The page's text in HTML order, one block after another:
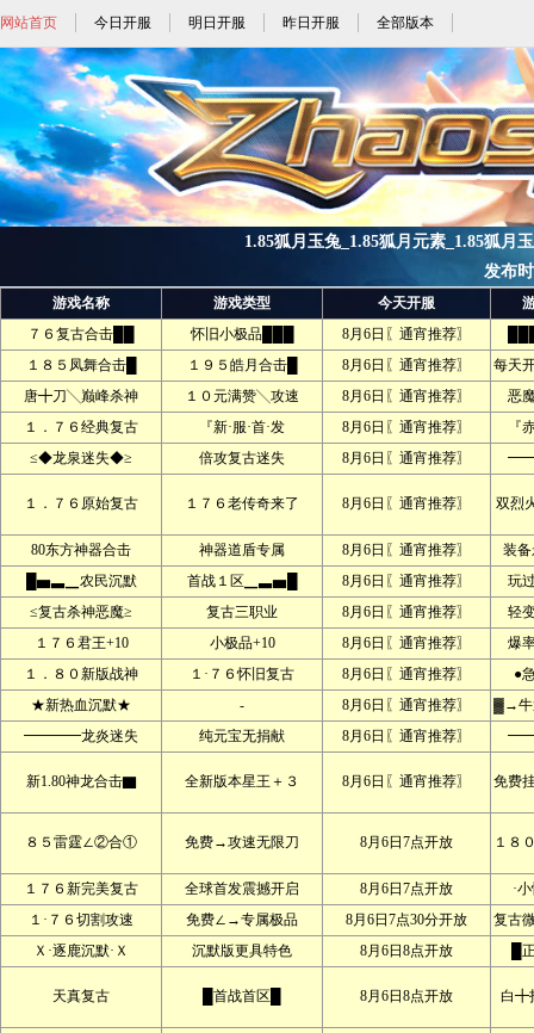
网站首页 今日开服 明日开服 昨日开服 全部版本
1.85狐月玉兔_1.85狐月元素_1.85狐月
发布
游戏名称 游戏类型 今天开服
７６复古合击██
怀旧小极品███ 8月6日〖通宵推荐〗
１８５凤舞合击█
１９５皓月合击█ 8月6日〖通宵推荐〗
每天
唐╋刀╲巅峰杀神
１０元满赞╲攻速 8月6日〖通宵推荐〗
恶
１．７６经典复古
『新·服·首·发 8月6日〖通宵推荐〗
『
≤◆龙泉迷失◆≥
倍攻复古迷失 8月6日〖通宵推荐〗 ━━
１．７６原始复古 １７６老传奇来了 8月6日〖通宵推荐〗 双烈
80东方神器合击 神器道盾专属 8月6日〖通宵推荐〗
装
█▅▃▁农民沉默
首战１区▁▃▅█ 8月6日〖通宵推荐〗
玩
≤复古杀神恶魔≥
复古三职业 8月6日〖通宵推荐〗
轻
１７６君王+10
小极品+10 8月6日〖通宵推荐〗
爆
１．８０新版战神
１·７６怀旧复古 8月6日〖通宵推荐〗
●
★新热血沉默★
- 8月6日〖通宵推荐〗
▓→牛
━━━━龙炎迷失
纯元宝无捐献 8月6日〖通宵推荐〗 ━━
新1.80神龙合击▇ 全新版本星王＋３ 8月6日〖通宵推荐〗 免费
８５雷霆∠②合① 免费→攻速无限刀 8月6日7点开放 １８
１７６新完美复古 全球首发震撼开启 8月6日7点开放
·
１·７６切割攻速
免费∠→专属极品 8月6日7点30分开放
复古
Ｘ·逐鹿沉默·Ｘ
沉默版更具特色 8月6日8点开放 █
天真复古 █首战首区█ 8月6日8点开放 白╋